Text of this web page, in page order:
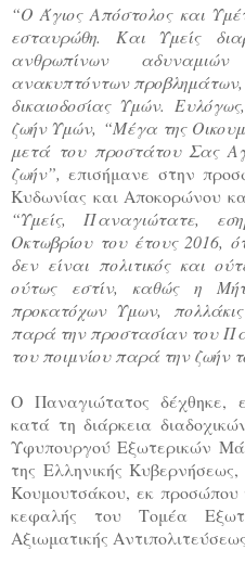
“Ο Άγιος Απόστολος και
εσταυρώθη. Και Υμείς
ανθρωπίνων
ανακυπτόντων
δικαιοδοσίας Υμών.
ζωήν Υμών, “Μέγα της
μετά του προστάτου Σας
ζωήν”,επισήμανε στην
Κυδωνίας και Αποκορώνου
“Υμείς, Παναγιώτατε,
Οκτωβρίου του έτους 2016,
δεν είναι πολιτικός και
ούτως εστίν, καθώς η
προκατόχων Υμων,
παρά την προστασίαν του
του ποιμνίου παρά την ζωήν
Ο Παναγιώτατος δέχθηκε,
κατά τη διάρκεια
Υφυπουργού Εξωτερικών
της Ελληνικής
Κουμουτσάκου, εκ προσώπου
κεφαλής του Τομέα
Αξιωματικής